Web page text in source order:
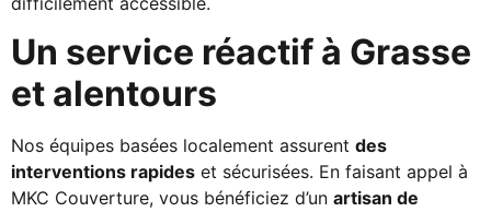
Un service réactif à Grasse
et alentours
Nos équipes basées localement assurent des
interventions rapides et sécurisées. En faisant appel à
MKC Couverture, vous bénéficiez d’un artisan de